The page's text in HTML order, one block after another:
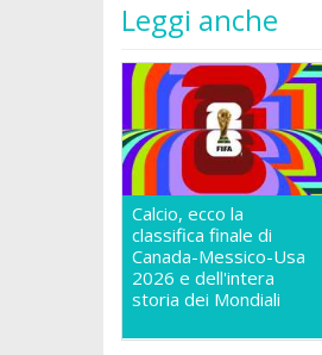
Leggi anche
Calcio, ecco la
classifica finale di
Canada-Messico-Usa
2026 e dell'intera
storia dei Mondiali